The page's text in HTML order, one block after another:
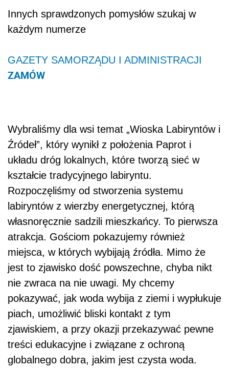
Innych sprawdzonych pomysłów szukaj w
każdym numerze
GAZETY SAMORZĄDU I ADMINISTRACJI
ZAMÓW
Wybraliśmy dla wsi temat „Wioska Labiryntów i
Źródeł”, który wynikł z położenia Paprot i
układu dróg lokalnych, które tworzą sieć w
kształcie tradycyjnego labiryntu.
Rozpoczęliśmy od stworzenia systemu
labiryntów z wierzby energetycznej, którą
własnoręcznie sadzili mieszkańcy. To pierwsza
atrakcja. Gościom pokazujemy również
miejsca, w których wybijają źródła. Mimo że
jest to zjawisko dość powszechne, chyba nikt
nie zwraca na nie uwagi. My chcemy
pokazywać, jak woda wybija z ziemi i wypłukuje
piach, umożliwić bliski kontakt z tym
zjawiskiem, a przy okazji przekazywać pewne
treści edukacyjne i związane z ochroną
globalnego dobra, jakim jest czysta woda.